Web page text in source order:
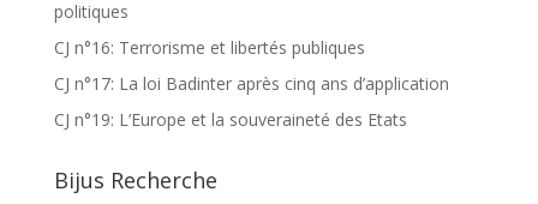
politiques
CJ n°16: Terrorisme et libertés publiques
CJ n°17: La loi Badinter après cinq ans d’application
CJ n°19: L’Europe et la souveraineté des Etats
Bijus Recherche